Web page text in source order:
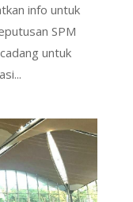
info untuk
SPM
untuk